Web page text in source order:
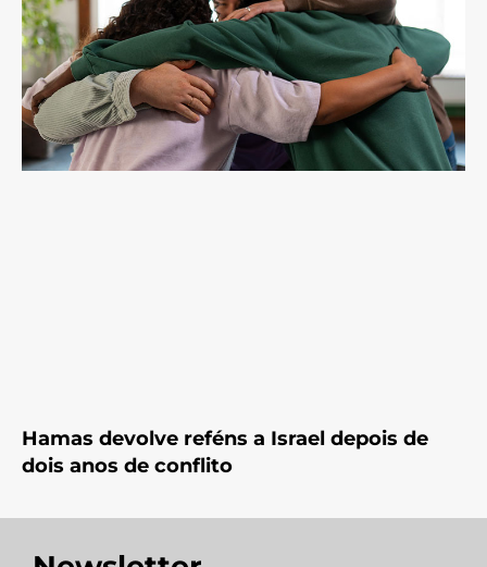
Hamas devolve reféns a Israel depois de
dois anos de conflito